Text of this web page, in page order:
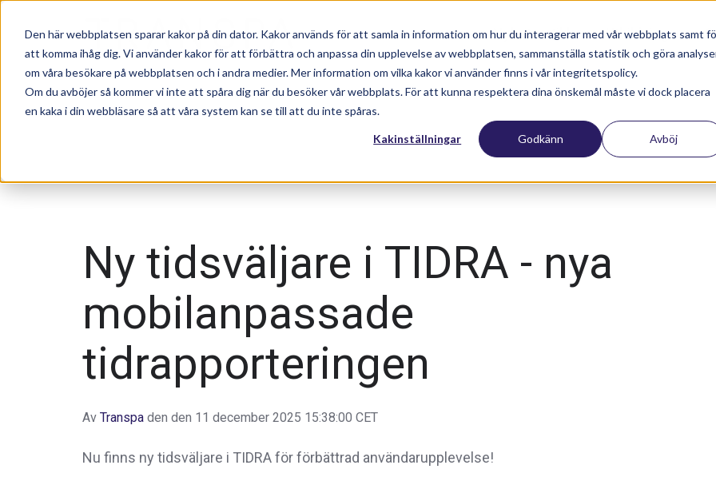
Den här webbplatsen sparar kakor på din dator. Kakor används för att samla in information om hur du interagerar med vår webbplats samt
att komma ihåg dig. Vi använder kakor för att förbättra och anpassa din upplevelse av webbplatsen, sammanställa statistik och göra
om våra besökare på webbplatsen och i andra medier. Mer information om vilka kakor vi använder finns i vår integritetspolicy.
Om du avböjer så kommer vi inte att spåra dig när du besöker vår webbplats. För att kunna respektera dina önskemål måste vi dock placera
en kaka i din webbläsare så att våra system kan se till att du inte spåras.
Kakinställningar Godkänn Avböj
Nyhetsartiklar Utbildningar
Ny tidsväljare i TIDRA - nya
mobilanpassade
tidrapporteringen
Av Transpa den den 11 december 2025 15:38:00 CET
Nu finns ny tidsväljare i TIDRA för förbättrad användarupplevelse!